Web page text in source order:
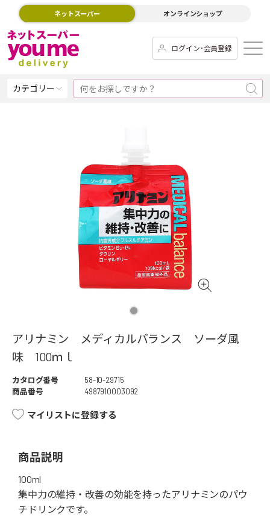
ネットスーパー オンラインショップ
ログイン･会員登録
カテゴリー
アリナミン メディカルバランス ソーダ風
味 100ｍｌ
カタログ番号
58-10-29715
商品番号
4987910003092
マイリストに登録する
商品説明
100ml
集中力の維持・改善の効能を持ったアリナミンのパウ
チドリンクです。